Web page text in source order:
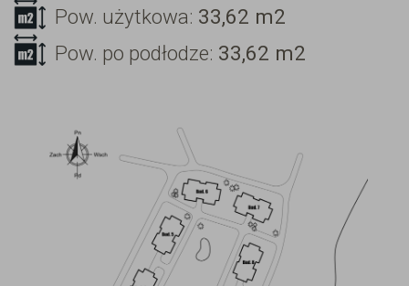
Pow. użytkowa: 33,62 m2
Pow. po podłodze: 33,62 m2